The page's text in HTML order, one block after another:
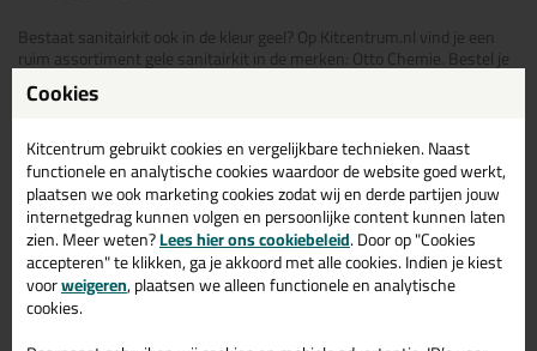
Bestaat sanitairkit ook in de kleur geel? Op Kitcentrum.nl vind je een
ruim assortiment gele sanitairkit in de merken: Otto Chemie. Bestel je
sanitairkit geel daarom gemakkelijk en snel op Kitcentrum.nl!
Sanitairkit - Siliconenkit in kleur
Bekijk het overzicht met Sanitairkit - Siliconenkit in kleur:
Witte sanitairkit
Grijze sanitairkit
Beige / zandkleurige sanitairkit
Zwarte sanitairkit
Cookies
Kitcentrum gebruikt cookies en vergelijkbare technieken. Naast
functionele en analytische cookies waardoor de website goed werkt,
plaatsen we ook marketing cookies zodat wij en derde partijen jouw
internetgedrag kunnen volgen en persoonlijke content kunnen laten
zien. Meer weten?Lees hier ons cookiebeleid. Door op "Cookies
accepteren" te klikken, ga je akkoord met alle cookies. Indien je kiest
voorweigeren, plaatsen we alleen functionele en analytische
cookies.